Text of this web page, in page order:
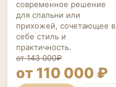
современное решение
для спальни или
прихожей, сочетающее в
себе стиль и
практичность.
от 143 000₽
от 110 000 ₽